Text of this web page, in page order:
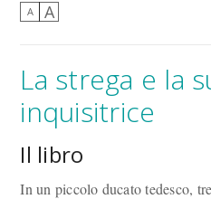
A A
La strega e la
inquisitrice
Il libro
In un piccolo ducato tedesco,